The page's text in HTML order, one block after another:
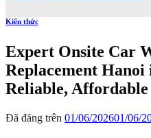
Kiến thức
Expert Onsite Car
Replacement Hanoi
Reliable, Affordable
Đã đăng trên 01/06/202601/06/